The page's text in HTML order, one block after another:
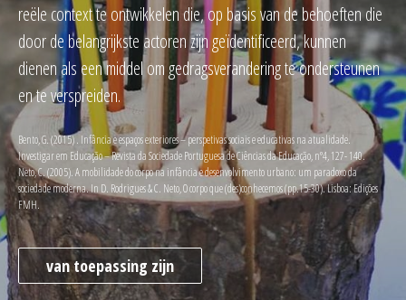
reële context te ontwikkelen die, op basis van de behoeften die
door de belangrijkste actoren zijn geïdentificeerd, kunnen
dienen als een middel om gedragsverandering te ondersteunen
en te verspreiden.
Bento, G. (2015) . Infância e espaços exteriores – perspetivas sociais e educativas na atualidade.
Investigar em Educação – Revista da Sociedade Portuguesa de Ciências da Educação, nº4, 127- 140.
Neto, C. (2005). A mobilidade do corpo na infância e desenvolvimento urbano: um paradoxo da
sociedade moderna. In D. Rodrigues & C. Neto, O corpo que (des)conhecemos (pp.15-30). Lisboa: Edições
FMH.
van toepassing zijn